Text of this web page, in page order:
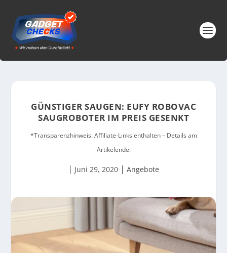
GÜNSTIGER SAUGEN: EUFY ROBOVAC
SAUGROBOTER IM PREIS GESENKT
*Transparenzhinweis: Affiliate-Links enthalten – Details am
Artikelende.
| Juni 29, 2020 | Angebote